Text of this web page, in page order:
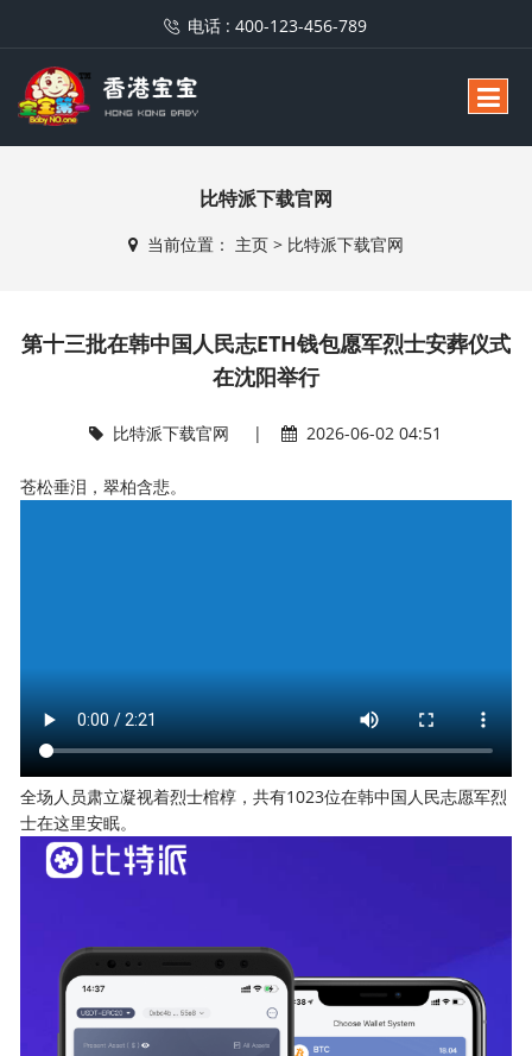
电话 :400-123-456-789
比特派下载官网
当前位置： 主页> 比特派下载官网
第十三批在韩中国人民志ETH钱包愿军烈士安葬仪式
在沈阳举行
比特派下载官网 | 2026-06-02 04:51
苍松垂泪，翠柏含悲。
全场人员肃立凝视着烈士棺椁，共有1023位在韩中国人民志愿军烈
士在这里安眠。